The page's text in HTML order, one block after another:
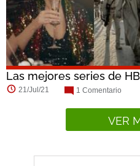
Las mejores series de
21/Jul/21 1 Comentario
VER